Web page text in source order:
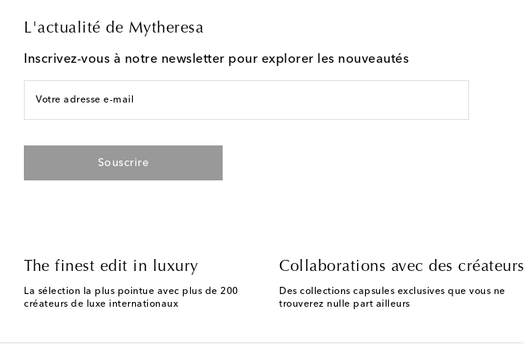
L'actualité de Mytheresa
Inscrivez-vous à notre newsletter pour explorer les nouveautés
Votre adresse e-mail
Souscrire
The finest edit in luxury
La sélection la plus pointue avec plus de 200
créateurs de luxe internationaux
Collaborations avec des créateurs
Des collections capsules exclusives que vous ne
trouverez nulle part ailleurs